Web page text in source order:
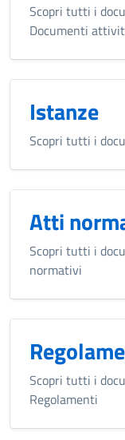
Scopri tutti i
Documenti
Istanze
Scopri tutti i
Atti
Scopri tutti i
normativi
Scopri tutti i
Regolamenti